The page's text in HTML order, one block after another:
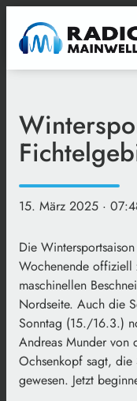
15. März 2025 ·
Die
Wochenende offiziell
maschinellen
Nordseite. Auch die
Sonntag (15./16.3.)
Andreas Munder von
Ochsenkopf sagt, die
gewesen. Jetzt